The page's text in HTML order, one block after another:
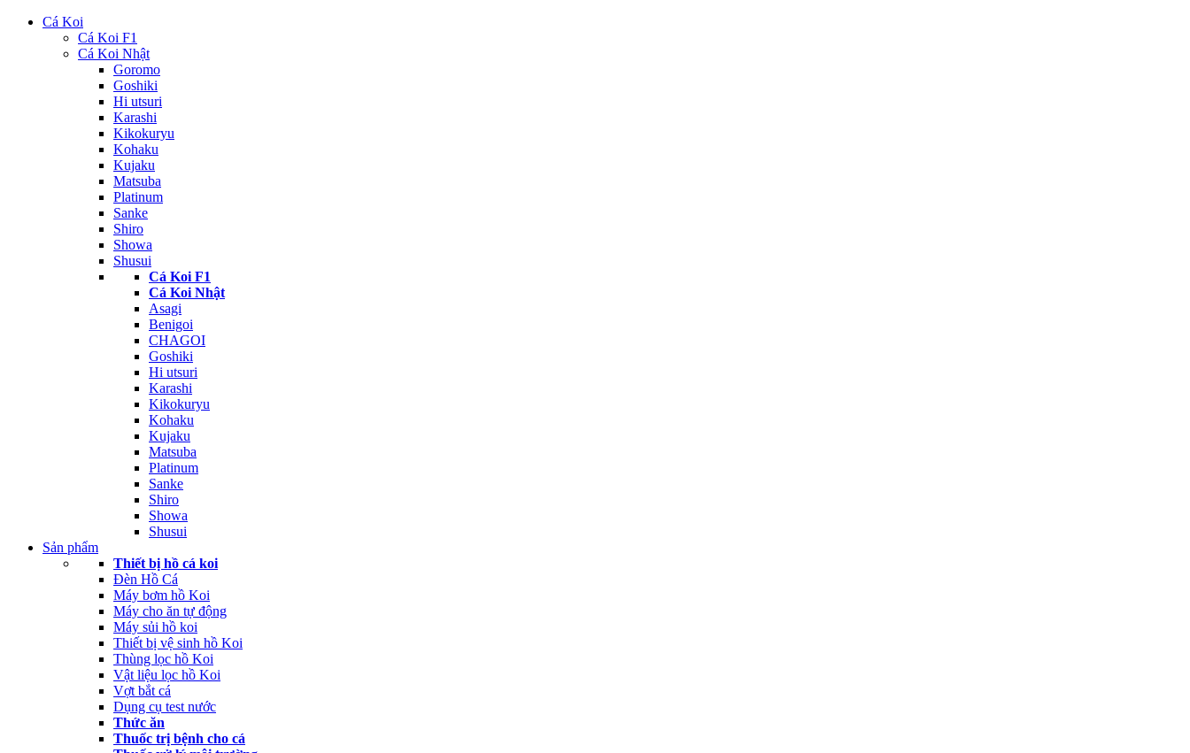
Cá Koi
Cá Koi F1
Cá Koi Nhật
Goromo
Goshiki
Hi utsuri
Karashi
Kikokuryu
Kohaku
Kujaku
Matsuba
Platinum
Sanke
Shiro
Showa
Shusui
Cá Koi F1
Cá Koi Nhật
Asagi
Benigoi
CHAGOI
Goshiki
Hi utsuri
Karashi
Kikokuryu
Kohaku
Kujaku
Matsuba
Platinum
Sanke
Shiro
Showa
Shusui
Sản phẩm
Thiết bị hồ cá koi
Đèn Hồ Cá
Máy bơm hồ Koi
Máy cho ăn tự động
Máy sủi hồ koi
Thiết bị vệ sinh hồ Koi
Thùng lọc hồ Koi
Vật liệu lọc hồ Koi
Vợt bắt cá
Dụng cụ test nước
Thức ăn
Thuốc trị bệnh cho cá